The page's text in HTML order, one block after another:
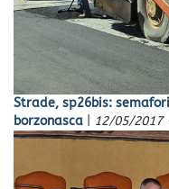
Strade, sp26bis:
borzonasca
12/05/2017